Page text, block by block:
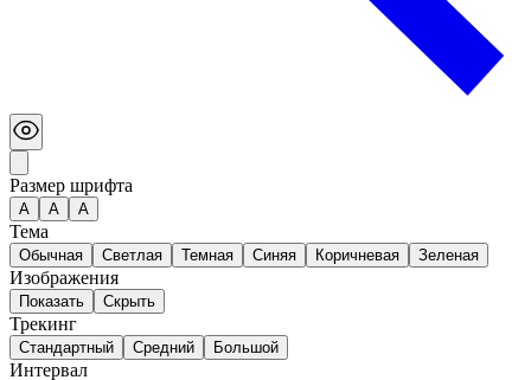
Размер шрифта
А A A
Тема
Обычная Светлая Темная Синяя Коричневая Зеленая
Изображения
Показать Скрыть
Трекинг
Стандартный Средний Большой
Интервал